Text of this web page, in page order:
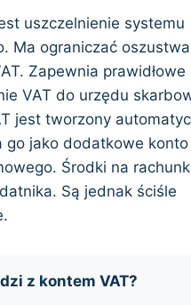
uszczelnienie systemu
Ma ograniczać oszustwa
Zapewnia prawidłowe
VAT do urzędu
jest tworzony
go jako dodatkowe
Środki na
Są jednak ściśle
z kontem VAT?